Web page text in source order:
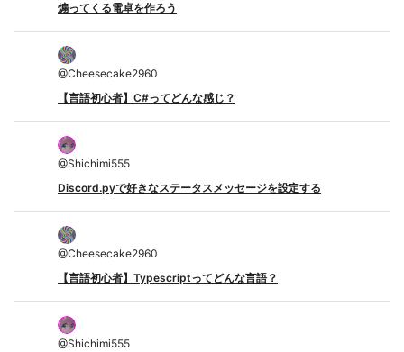
煽ってくる電卓を作ろう
@Cheesecake2960
【言語初心者】C#ってどんな感じ？
@Shichimi555
Discord.pyで好きなステータスメッセージを設定する
@Cheesecake2960
【言語初心者】Typescriptってどんな言語？
@Shichimi555